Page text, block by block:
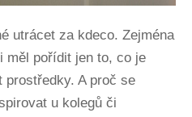
utrácet za kdeco. Zejména
měl pořídit jen to, co je
prostředky. A proč se
u kolegů či